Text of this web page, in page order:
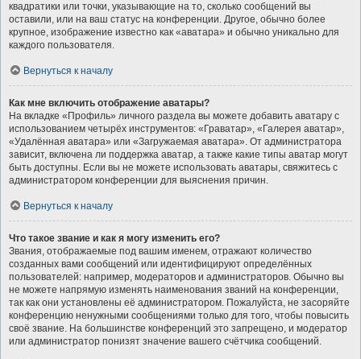
квадратики или точки, указывающие на то, сколько сообщений вы
оставили, или на ваш статус на конференции. Другое, обычно более
крупное, изображение известно как «аватара» и обычно уникально для
каждого пользователя.
Вернуться к началу
Как мне включить отображение аватары?
На вкладке «Профиль» личного раздела вы можете добавить аватару с
использованием четырёх инструментов: «Граватар», «Галерея аватар»,
«Удалённая аватара» или «Загружаемая аватара». От администратора
зависит, включена ли поддержка аватар, а также какие типы аватар могут
быть доступны. Если вы не можете использовать аватары, свяжитесь с
администратором конференции для выяснения причин.
Вернуться к началу
Что такое звание и как я могу изменить его?
Звания, отображаемые под вашим именем, отражают количество
созданных вами сообщений или идентифицируют определённых
пользователей: например, модераторов и администраторов. Обычно вы
не можете напрямую изменять наименования званий на конференции,
так как они установлены её администратором. Пожалуйста, не засоряйте
конференцию ненужными сообщениями только для того, чтобы повысить
своё звание. На большинстве конференций это запрещено, и модератор
или администратор понизят значение вашего счётчика сообщений.